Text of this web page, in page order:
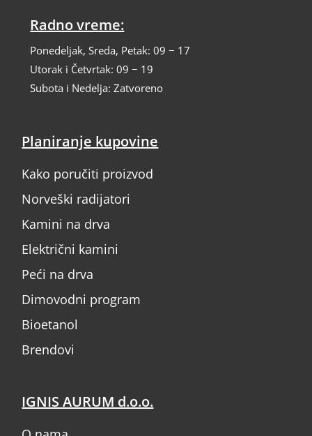
Radno vreme:
Ponedeljak, Sreda, Petak: 09 − 17
Utorak i Četvrtak: 09 − 19
Subota i Nedelja: Zatvoreno
Planiranje kupovine
Kako poručiti proizvod
Norveški radijatori
Kamini na drva
Električni kamini
Peći na drva
Dimovodni program
Bioetanol
Brendovi
IGNIS AURUM d.o.o.